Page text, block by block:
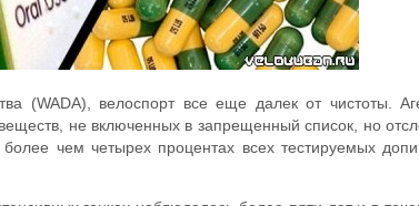
(WADA), велоспорт все еще далек от чистоты.
не включенных в запрещенный список, но
чем четырех процентах всех тестируемых